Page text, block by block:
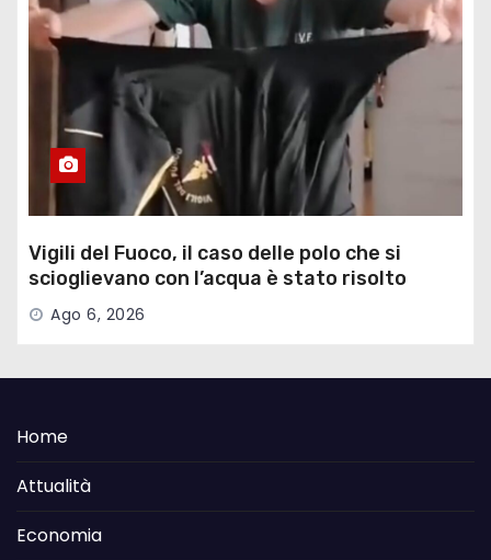
Vigili del Fuoco, il caso delle polo che si
scioglievano con l’acqua è stato risolto
Ago 6, 2026
Home
Attualità
Economia